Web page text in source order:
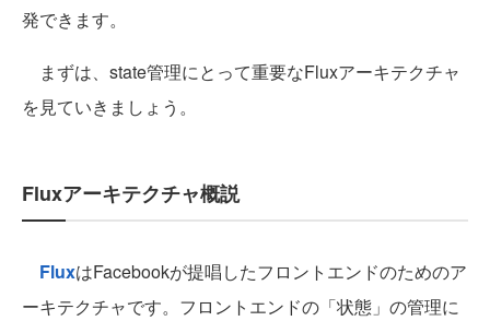
発できます。
まずは、state管理にとって重要なFluxアーキテクチャ
を見ていきましょう。
Fluxアーキテクチャ概説
FluxはFacebookが提唱したフロントエンドのためのア
ーキテクチャです。フロントエンドの「状態」の管理に